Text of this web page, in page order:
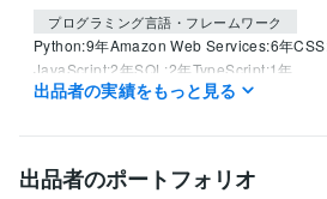
プログラミング言語・フレームワーク
Python:9年Amazon Web Services:6年
JavaScript:2年SQL:2年TypeScript:1年
Excel:8年Google スプレッドシート:3年
Stable Diffusion:1年 ChatGPT:2年
出品者の実績をもっと見る
出品者のポートフォリオ